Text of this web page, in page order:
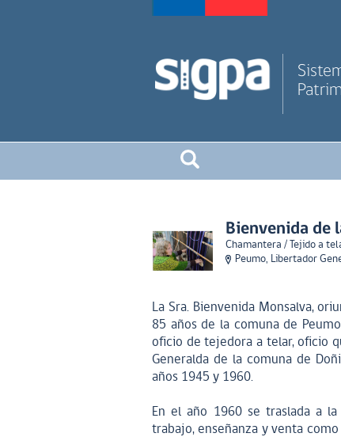
Bienvenida de
Chamantera / Tejido a
Peumo, Libertador
La Sra. Bienvenida Monsalva,
85 años de la comuna de
oficio de tejedora a telar, oficio
Generalda de la comuna de
años 1945 y 1960.
En el año 1960 se traslada a
trabajo, enseñanza y venta